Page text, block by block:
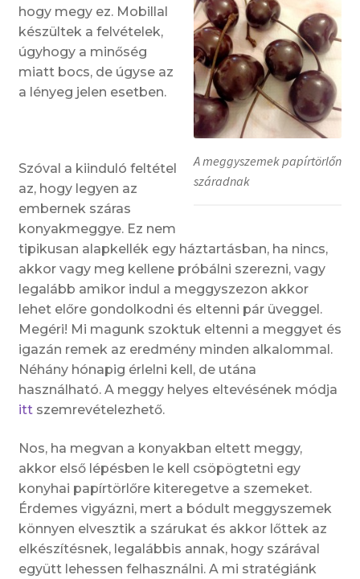
A meggyszemek papírtörlőn
száradnak
hogy megy ez. Mobillal
készültek a felvételek,
úgyhogy a minőség
miatt bocs, de úgyse az
a lényeg jelen esetben.
Szóval a kiinduló feltétel
az, hogy legyen az
embernek száras
konyakmeggye. Ez nem
tipikusan alapkellék egy háztartásban, ha nincs,
akkor vagy meg kellene próbálni szerezni, vagy
legalább amikor indul a meggyszezon akkor
lehet előre gondolkodni és eltenni pár üveggel.
Megéri! Mi magunk szoktuk eltenni a meggyet és
igazán remek az eredmény minden alkalommal.
Néhány hónapig érlelni kell, de utána
használható. A meggy helyes eltevésének módja
itt szemrevételezhető.
Nos, ha megvan a konyakban eltett meggy,
akkor első lépésben le kell csöpögtetni egy
konyhai papírtörlőre kiteregetve a szemeket.
Érdemes vigyázni, mert a bódult meggyszemek
könnyen elvesztik a szárukat és akkor lőttek az
elkészítésnek, legalábbis annak, hogy szárával
együtt lehessen felhasználni. A mi stratégiánk